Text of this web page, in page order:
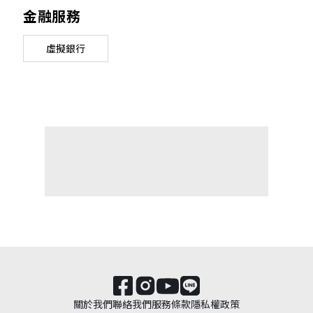
金融服務
虛擬銀行
關於我們聯絡我們服務條款隱私權政策